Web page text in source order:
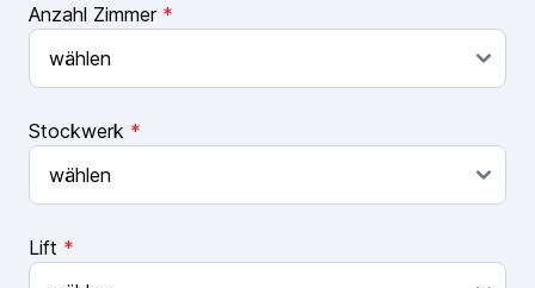
Anzahl Zimmer *
Stockwerk *
Lift *